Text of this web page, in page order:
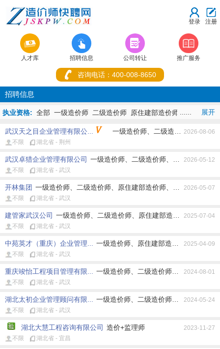
登录 注册

人才库

招聘信息

公司转让 推广服务
咨询电话：400-008-8650
招聘信息
展开
执业资格: 全部 一级造价师 二级造价师 原住建部造价师
原水利部造
师 造价+监理师
地址:
全部 重庆市
内蒙古 辽宁省 吉林省 黑龙江省 江苏省 浙江省 安徽省 福建
省
江西省 山东省
港
澳门 台湾省
工作性质: 全部 不限
武汉天之目企业管理有限公... 一级造价师、二级造价师、原住建
2026-08-06
不限
湖北省 - 荆州
武汉卓猎企业管理有限公司 一级造价师、二级造价师、原住建部造价
2026-05-12
不限
湖北省 - 武汉
开林集团 一级造价师、二级造价师、原住建部造价师、原水利部造价
2026-05-07
不限
湖北省 - 武汉
建管家武汉公司 一级造价师、二级造价师、原住建部造价师、原水利
2025-07-04
不限
湖北省 - 武汉
中苑英才（重庆）企业管理... 一级造价师、原住建部造价师、原水利
2025-04-09
不限
湖北省 - 武汉
重庆竣怡工程项目管理有限... 一级造价师、二级造价师、原住建部造
2024-08-01
不限
湖北省 - 武汉
湖北太初企业管理顾问有限... 一级造价师、二级造价师、原住建部造
2024-05-24
不限
湖北省 - 武汉
湖北大慧工程咨询有限公司 造价+监理师
2023-11-27
不限
湖北省 - 宜昌